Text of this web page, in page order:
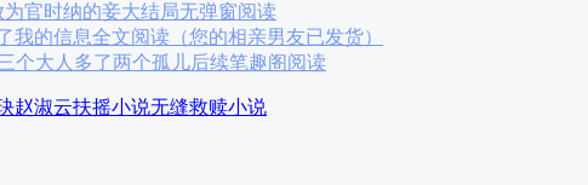
官时纳的妾大结局无弹窗阅读
的信息全文阅读（您的相亲男友已发货）
个大人多了两个孤儿后续笔趣阁阅读
赵淑云扶摇小说无缝救赎小说